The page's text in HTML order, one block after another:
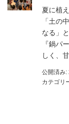
夏に植
「土の
なる」
『鍋パ
しく、
公開済み:
カテゴリ